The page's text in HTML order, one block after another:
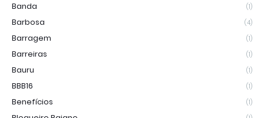
Banda (1)
Barbosa (4)
Barragem (1)
Barreiras (1)
Bauru (1)
BBB16 (1)
Benefícios (1)